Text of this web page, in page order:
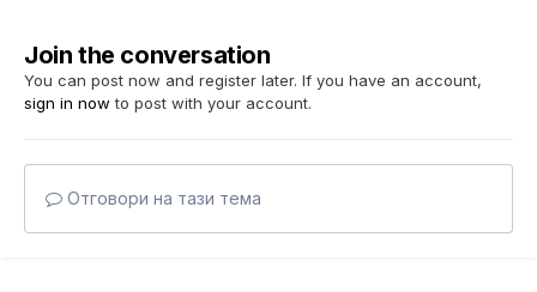
Join the conversation
You can post now and register later. If you have an account,
sign in now to post with your account.
Отговори на тази тема